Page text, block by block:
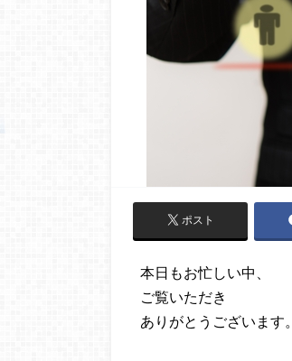
ポスト
本日もお忙しい中、
ご覧いただき
ありがとうございます。